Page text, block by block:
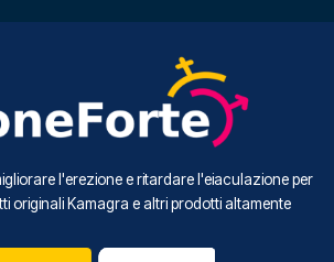
l'erezione e ritardare l'eiaculazione per
originali Kamagra e altri prodotti altamente